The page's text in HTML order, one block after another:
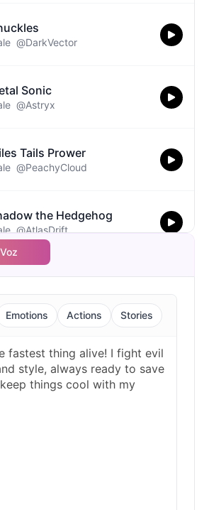
@DarkVector
Sonic
@Astryx
Tails Prower
@PeachyCloud
the Hedgehog
@AtlasDrift
the Hedgehog
@BlueWillow
@Cheeky_Lad
Emotions Actions Stories